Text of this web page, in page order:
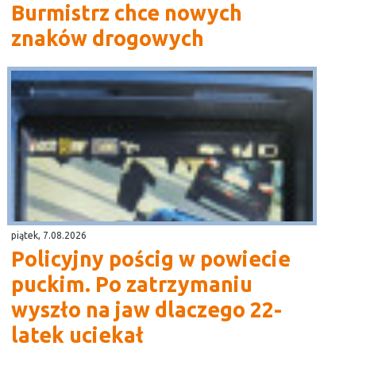
Burmistrz chce nowych
znaków drogowych
piątek, 7.08.2026
Policyjny pościg w powiecie
puckim. Po zatrzymaniu
wyszło na jaw dlaczego 22-
latek uciekał